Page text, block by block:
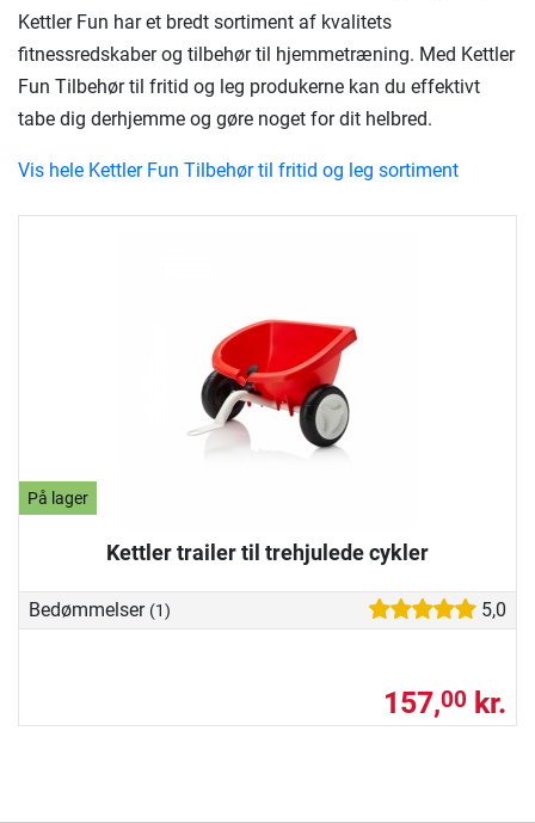
På lager
Kettler trailer til trehjulede cykler
Bedømmelser (1) 5,0
157,00 kr.
Kettler Fun har et bredt sortiment af kvalitets
fitnessredskaber og tilbehør til hjemmetræning. Med Kettler
Fun Tilbehør til fritid og leg produkerne kan du effektivt
tabe dig derhjemme og gøre noget for dit helbred.
Vis hele Kettler Fun Tilbehør til fritid og leg sortiment